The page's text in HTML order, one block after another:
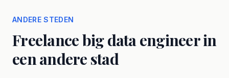
ANDERE STEDEN
Freelance big data engineer in
een andere stad